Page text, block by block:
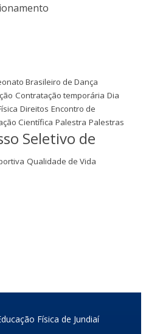
Brasileiro de Dança
Contratação temporária Dia
Direitos Encontro de
Científica Palestra Palestras
Seletivo de
Qualidade de Vida
Física de Jundiaí